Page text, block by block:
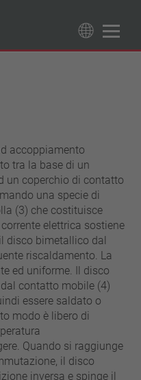
accoppiamento
tra la base di un
un coperchio di contatto
una specie di
(3) che costituisce
elettrica sostiene
disco bimetallico dal
riscaldamento. La
ed uniforme. Il disco
contatto mobile (4)
essere saldato o
modo è libero di
Quando si raggiunge
il disco
inversa e spinge il